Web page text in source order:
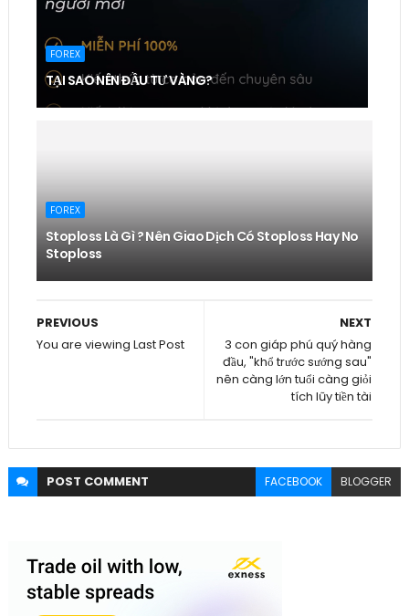
FOREX
TẠI SAO NÊN ĐẦU TƯ VÀNG?
FOREX
Stoploss Là Gì ? Nên Giao Dịch Có Stoploss Hay No
Stoploss
NEXT
3 con giáp phú quý hàng
đầu, "khổ trước sướng sau"
nên càng lớn tuổi càng giỏi
tích lũy tiền tài
PREVIOUS
You are viewing Last Post
POST COMMENT FACEBOOK BLOGGER